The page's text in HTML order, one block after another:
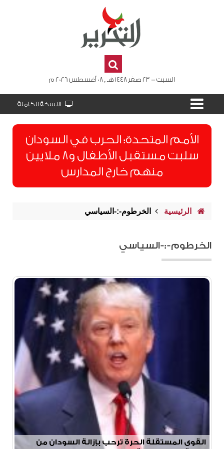
السبت - 23 صفر 1448 هـ , 08 أغسطس 2026 م
النسخة الكاملة
الأمم المتحدة: الحرب في السودان
سلبت مستقبل الأطفال و8 ملايين
منهم خارج المدارس
الرئيسية الخرطوم-:-السياسي
الخرطوم-:-السياسي
القوى المستقلة الحرة ترحب بإزالة السودان من